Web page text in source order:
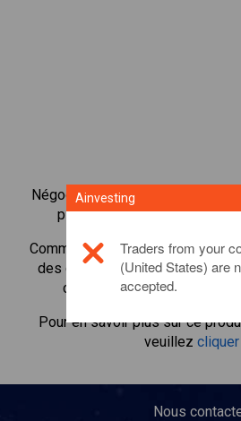
Négocier plus de 1 000 actions
plateforme de négociation
Commencer à négocier les CFD
des cotes en temps réel et
comme si vous déteniez
Pour en savoir plus sur ce
veuillez
Nous
Ainvesting
Traders from your
(United States) are
accepted.